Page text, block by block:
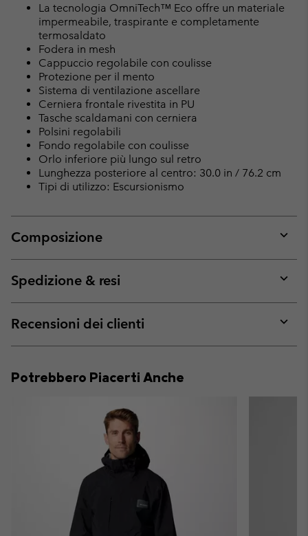
La tecnologia OmniTech™ Eco offre un materiale
impermeabile, traspirante e completamente
termosaldato
Fodera in mesh
Cappuccio regolabile con coulisse
Protezione per il mento
Sistema di ventilazione ascellare
Cerniera frontale rivestita in PU
Tasche scaldamani con cerniera
Polsini regolabili
Fondo regolabile con coulisse
Orlo inferiore più lungo sul retro
Lunghezza posteriore al centro: 30.0 in / 76.2 cm
Tipi di utilizzo: Escursionismo
Composizione
or
Spedizione & resi
or
Recensioni dei clienti
or
Potrebbero Piacerti Anche